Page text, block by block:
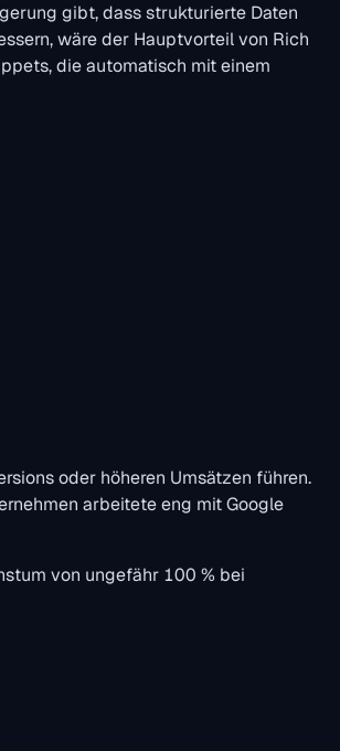
gibt, dass strukturierte Daten
wäre der Hauptvorteil von Rich
die automatisch mit einem
oder höheren Umsätzen führen.
arbeitete eng mit Google
von ungefähr 100 % bei